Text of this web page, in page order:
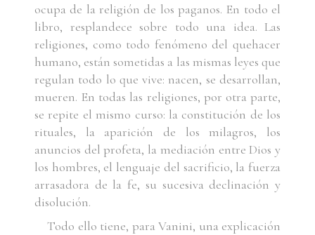
ocupa de la religión de los paganos. En todo el
libro, resplandece sobre todo una idea. Las
religiones, como todo fenómeno del quehacer
humano, están sometidas a las mismas leyes que
regulan todo lo que vive: nacen, se desarrollan,
mueren. En todas las religiones, por otra parte,
se repite el mismo curso: la constitución de los
rituales, la aparición de los milagros, los
anuncios del profeta, la mediación entre Dios y
los hombres, el lenguaje del sacrificio, la fuerza
arrasadora de la fe, su sucesiva declinación y
disolución.
Todo ello tiene, para Vanini, una explicación